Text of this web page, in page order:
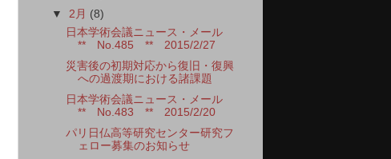
▼ 2月 (8)
日本学術会議ニュース・メール
** No.485 ** 2015/2/27
災害後の初期対応から復旧・復興
への過渡期における諸課題
日本学術会議ニュース・メール
** No.483 ** 2015/2/20
パリ日仏高等研究センター研究フ
ェロー募集のお知らせ